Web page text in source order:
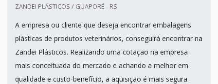
ZANDEI PLÁSTICOS / GUAPORÉ - RS
A empresa ou cliente que deseja encontrar embalagens
plásticas de produtos veterinários, conseguirá encontrar na
Zandei Plásticos. Realizando uma cotação na empresa
mais conceituada do mercado e achando a melhor em
qualidade e custo-benefício, a aquisição é mais segura.